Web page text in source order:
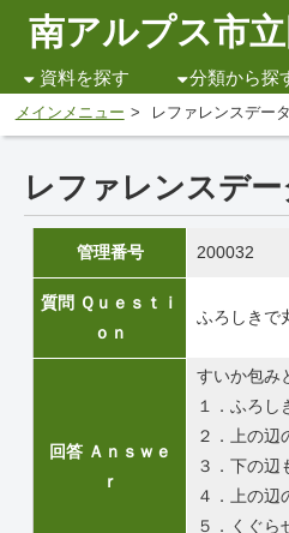
南アルプス市
資料を探す 分類から探
メインメニュー レファレンスデー
レファレンスデ
管理番号 200032
質問 Ｑｕｅｓｔｉ
ｏｎ
ふろしきで
回答 Ａｎｓｗｅ
ｒ
すいか包み
１．ふろし
２．上の辺
３．下の辺
４．上の辺
５．くぐら